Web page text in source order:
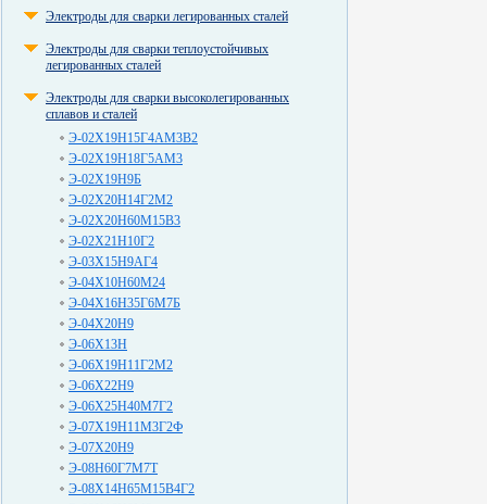
Электроды для сварки легированных сталей
Электроды для сварки теплоустойчивых
легированных сталей
Электроды для сварки высоколегированных
сплавов и сталей
Э-02Х19Н15Г4АМ3В2
Э-02Х19Н18Г5АМ3
Э-02Х19Н9Б
Э-02Х20Н14Г2М2
Э-02Х20Н60М15В3
Э-02Х21Н10Г2
Э-03Х15Н9АГ4
Э-04Х10Н60М24
Э-04Х16Н35Г6М7Б
Э-04Х20Н9
Э-06Х13Н
Э-06Х19Н11Г2М2
Э-06Х22Н9
Э-06Х25Н40М7Г2
Э-07Х19Н11М3Г2Ф
Э-07Х20Н9
Э-08Н60Г7М7Т
Э-08Х14Н65М15В4Г2